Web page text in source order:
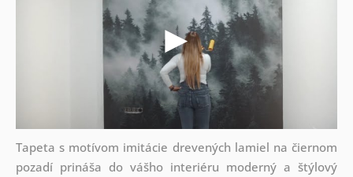
Tapeta s motívom imitácie drevených lamiel na čiernom
pozadí prináša do vášho interiéru moderný a štýlový